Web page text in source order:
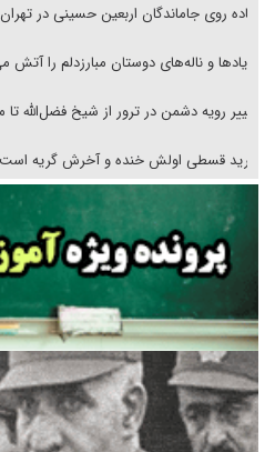
پیاده روی جاماندگان اربعین حسینی در تهران
فریاد‌ها و ناله‌های دوستان مبارزدلم را آتش
تغییر رویه دشمن در ترور از شیخ فضل‌الله
خرید قسطی اولش خنده و آخرش گریه
فوتبال و آن «بالا»!
راهبرد غافلگیری با نسل جدید پهپاد‌ها
جنجال پزشکان تقلبی در صنعت زیبایی
یهودی‌ها در ادبیات داستانی اروپا؛ از شکسپیر
گفت‌وگو با خواهر یکی از شهدای جنگ
اهل خدمت بی‌منت بود